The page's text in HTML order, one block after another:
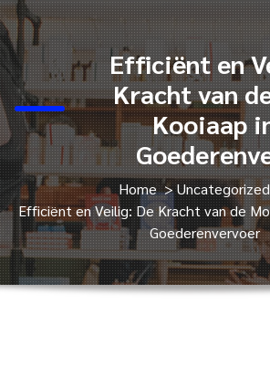
Efficiënt en
Kracht van
Kooiaap
Home>Uncategorized
Efficiënt en Veilig: De Kracht van de
Goederenvervoer